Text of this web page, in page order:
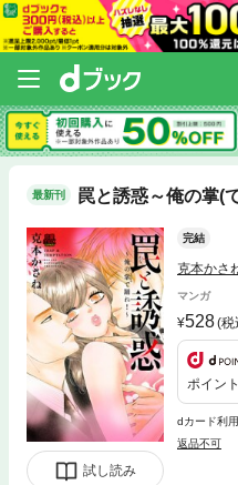
最新刊 罠と誘惑～俺の掌(
試し読み
完結
克本かさ
マンガ
528(税
ポイン
dカード利
返品不可